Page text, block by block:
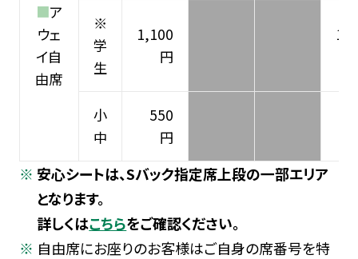
■ア
ウェ
イ自
由席
※
学
生
1,100
円
小
中
550
円
安心シートは、Sバック指定席上段の一部エリア
となります。
詳しくはこちらをご確認ください。
自由席にお座りのお客様はご自身の席番号を特